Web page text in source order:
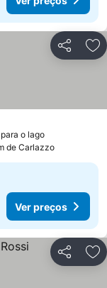
Partilhar
o lago
de Carlazzo
Ver preços
Partilhar